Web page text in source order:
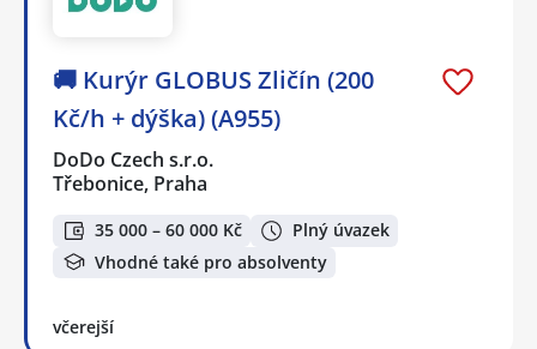
🚚 Kurýr GLOBUS Zličín (200
Kč/h + dýška) (A955)
DoDo Czech s.r.o.
Třebonice, Praha
35 000 – 60 000 Kč
Plný úvazek
Vhodné také pro absolventy
včerejší